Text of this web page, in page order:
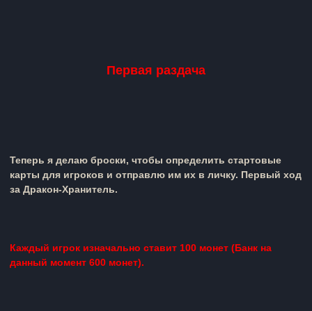
Первая раздача
Теперь я делаю броски, чтобы определить стартовые
карты для игроков и отправлю им их в личку. Первый ход
за Дракон-Хранитель.
Каждый игрок изначально ставит 100 монет (Банк на
данный момент 600 монет).